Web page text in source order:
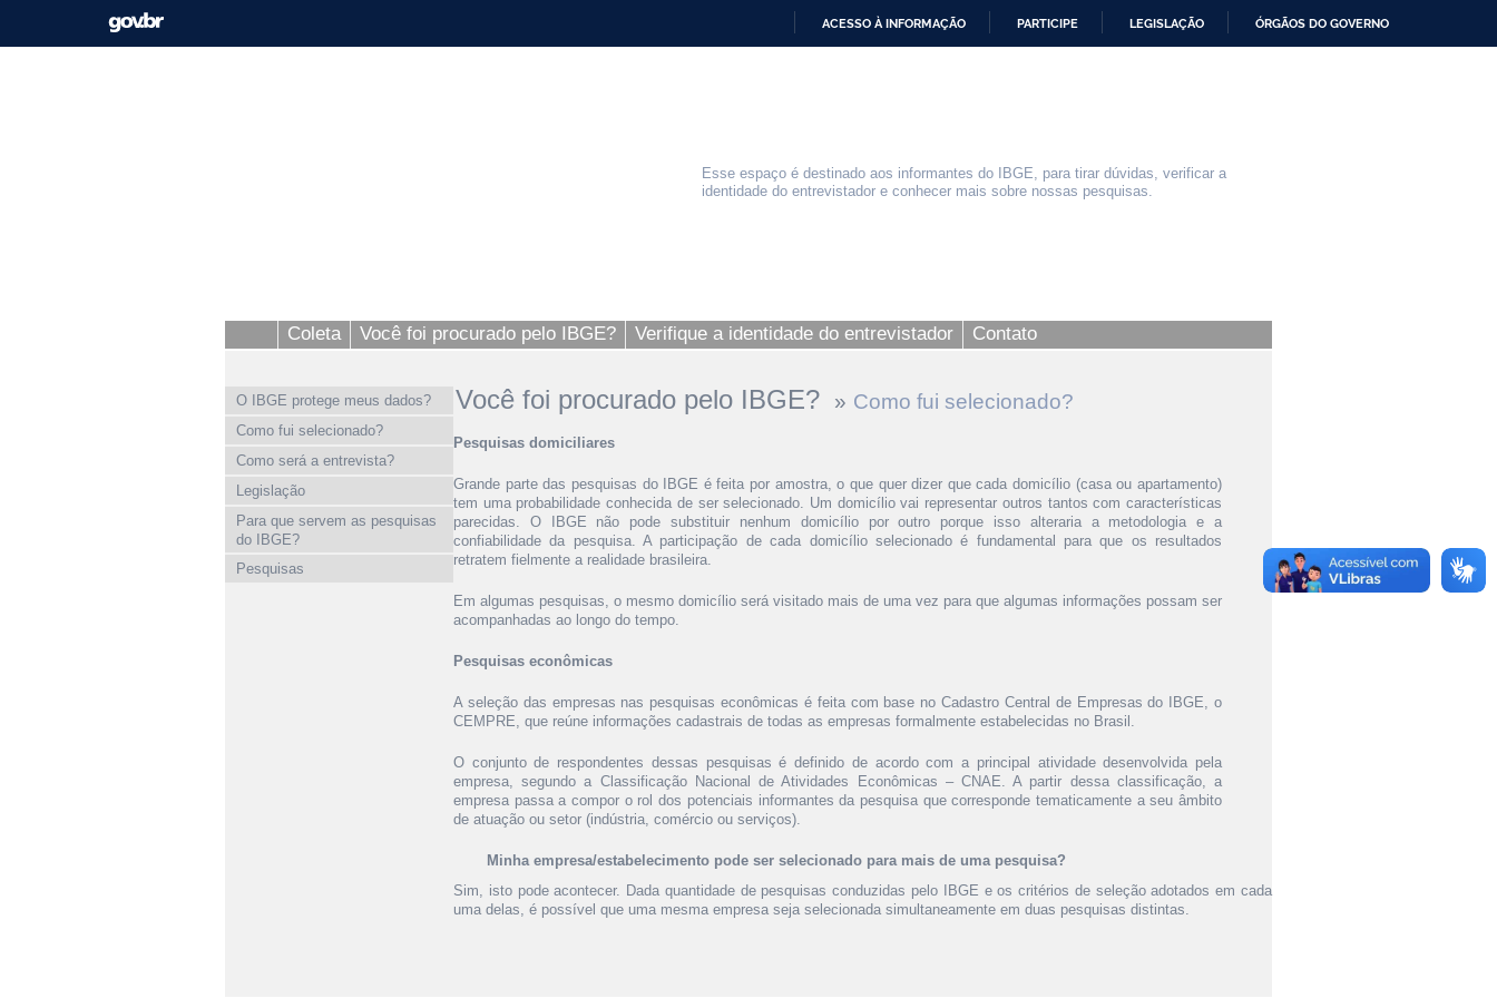
ACESSO À INFORMAÇÃO PARTICIPE LEGISLAÇÃO ÓRGÃOS DO GOVERNO
Esse espaço é destinado aos informantes do IBGE, para tirar dúvidas, verificar a
identidade do entrevistador e conhecer mais sobre nossas pesquisas.
Coleta Você foi procurado pelo IBGE? Verifique a identidade do entrevistador Contato
O IBGE protege meus dados?
Como fui selecionado?
Como será a entrevista?
Legislação
Para que servem as pesquisas
do IBGE?
Pesquisas
Você foi procurado pelo IBGE? » Como fui selecionado?
Pesquisas domiciliares
Grande parte das pesquisas do IBGE é feita por amostra, o que quer dizer que cada domicílio (casa ou apartamento)
tem uma probabilidade conhecida de ser selecionado. Um domicílio vai representar outros tantos com características
parecidas. O IBGE não pode substituir nenhum domicílio por outro porque isso alteraria a metodologia e a
confiabilidade da pesquisa. A participação de cada domicílio selecionado é fundamental para que os resultados
retratem fielmente a realidade brasileira.
Em algumas pesquisas, o mesmo domicílio será visitado mais de uma vez para que algumas informações possam ser
acompanhadas ao longo do tempo.
Pesquisas econômicas
A seleção das empresas nas pesquisas econômicas é feita com base no Cadastro Central de Empresas do IBGE, o
CEMPRE, que reúne informações cadastrais de todas as empresas formalmente estabelecidas no Brasil.
O conjunto de respondentes dessas pesquisas é definido de acordo com a principal atividade desenvolvida pela
empresa, segundo a Classificação Nacional de Atividades Econômicas – CNAE. A partir dessa classificação, a
empresa passa a compor o rol dos potenciais informantes da pesquisa que corresponde tematicamente a seu âmbito
de atuação ou setor (indústria, comércio ou serviços).
Minha empresa/estabelecimento pode ser selecionado para mais de uma pesquisa?
Sim, isto pode acontecer. Dada quantidade de pesquisas conduzidas pelo IBGE e os critérios de seleção adotados em cada
uma delas, é possível que uma mesma empresa seja selecionada simultaneamente em duas pesquisas distintas.